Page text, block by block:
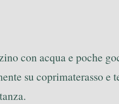
con acqua e poche
su coprimaterasso e